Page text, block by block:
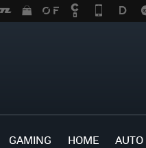
GAMING HOME AUTO